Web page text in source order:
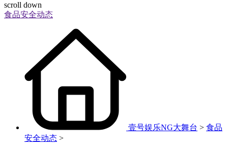
scroll down
食品安全动态
壹号娱乐NG大舞台 > 食品
安全动态 >